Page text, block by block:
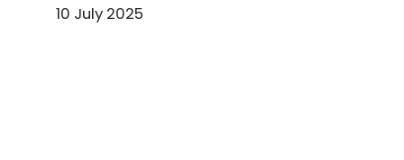
10 July 2025